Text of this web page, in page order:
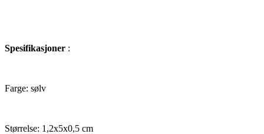
Spesifikasjoner :
Farge: sølv
Størrelse: 1,2x5x0,5 cm